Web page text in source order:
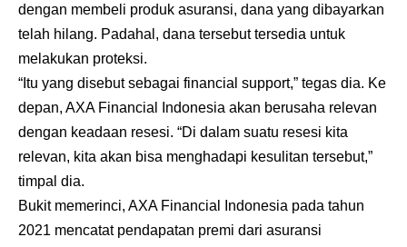
dengan membeli produk asuransi, dana yang dibayarkan
telah hilang. Padahal, dana tersebut tersedia untuk
melakukan proteksi.
“Itu yang disebut sebagai financial support,” tegas dia. Ke
depan, AXA Financial Indonesia akan berusaha relevan
dengan keadaan resesi. “Di dalam suatu resesi kita
relevan, kita akan bisa menghadapi kesulitan tersebut,”
timpal dia.
Bukit memerinci, AXA Financial Indonesia pada tahun
2021 mencatat pendapatan premi dari asuransi